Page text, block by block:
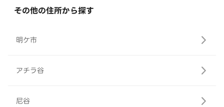
その他の住所から探す
明ケ市
アチラ谷
尼谷